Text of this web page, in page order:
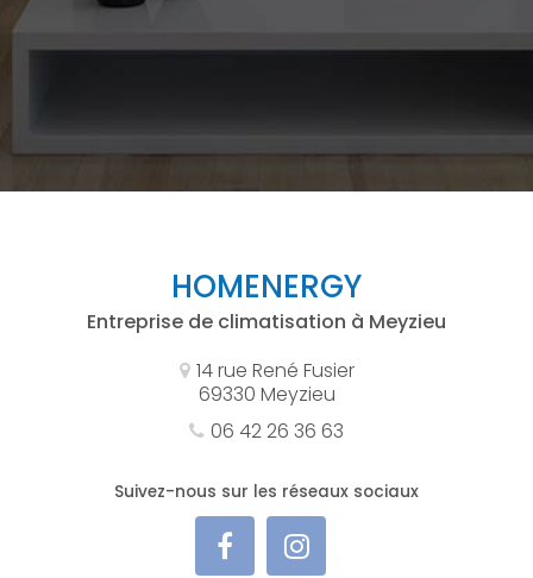
HOMENERGY
Entreprise de climatisation à Meyzieu
14 rue René Fusier
69330 Meyzieu
06 42 26 36 63
Suivez-nous sur les réseaux sociaux